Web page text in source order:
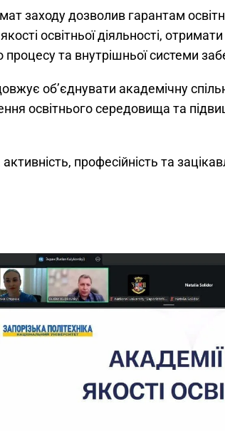
заходу дозволив гарантам
освітньої діяльності,
процесу та внутрішньої системи
об’єднувати академічну
освітнього середовища та
професійність та